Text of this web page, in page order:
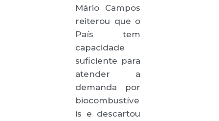
Mário Campos
reiterou que o
País tem
capacidade
suficiente para
atender a
demanda por
biocombustíve
is e descartou